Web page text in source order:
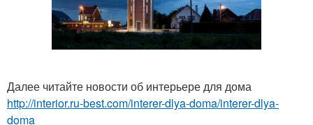
Далее читайте новости об интерьере для дома
http://interior.ru-best.com/interer-dlya-doma/interer-dlya-
doma